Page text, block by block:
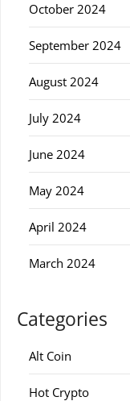
October 2024
September 2024
August 2024
July 2024
June 2024
May 2024
April 2024
March 2024
Categories
Alt Coin
Hot Crypto